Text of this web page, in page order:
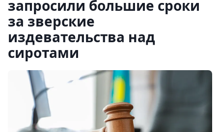
запросили большие сроки
за зверские
издевательства над
сиротами